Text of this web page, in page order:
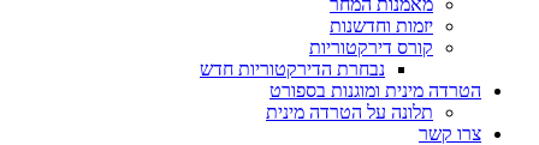
מאמנות המחר
יזמות וחדשנות
קורס דירקטוריות
נבחרת הדירקטוריות חדש
הטרדה מינית ומוגנות בספורט
תלונה על הטרדה מינית
צרו קשר